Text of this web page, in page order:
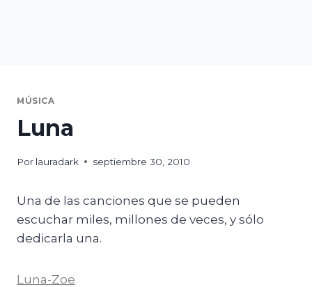
MÚSICA
Luna
Por lauradark septiembre 30, 2010
Una de las canciones que se pueden
escuchar miles, millones de veces, y sólo
dedicarla una.
Luna-Zoe